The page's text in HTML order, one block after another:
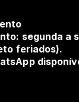
segunda a
feriados).